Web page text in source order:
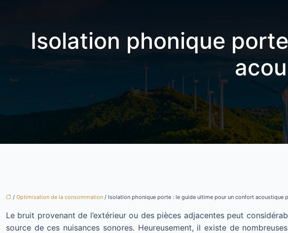
Isolation phonique
/ Optimisation de la consommation / Isolation phonique porte : le guide ultime pour un confort acoustique
Le bruit provenant de l’extérieur ou des pièces adjacentes peut
source de ces nuisances sonores. Heureusement, il existe de